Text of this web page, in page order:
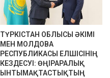
ТҮРКІСТАН ОБЛЫСЫ ӘКІМІ
МЕН МОЛДОВА
РЕСПУБЛИКАСЫ ЕЛШІСІНІҢ
КЕЗДЕСУІ: ӨҢІРАРАЛЫҚ
ЫНТЫМАҚТАСТЫҚТЫҢ